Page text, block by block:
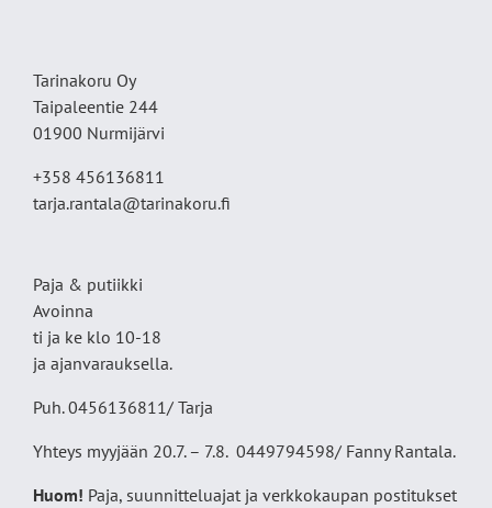
Tarinakoru Oy
Taipaleentie 244
01900 Nurmijärvi
+358 456136811
tarja.rantala@tarinakoru.fi
Paja & putiikki
Avoinna
ti ja ke klo 10-18
ja ajanvarauksella.
Puh. 0456136811/ Tarja
Yhteys myyjään 20.7. – 7.8. 0449794598/ Fanny Rantala.
Huom! Paja, suunnitteluajat ja verkkokaupan postitukset